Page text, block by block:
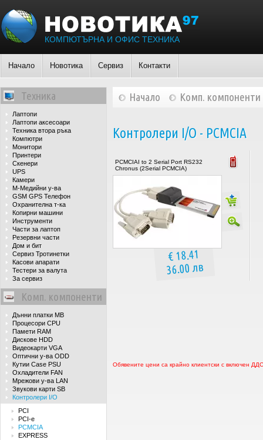
КОМПЮТЪРНА И ОФИС ТЕХНИКА
Начало Новотика Сервиз Контакти
Техника
Лаптопи
Лаптопи аксесоари
Техника втора ръка
Компютри
Монитори
Принтери
Скенери
UPS
Камери
М-Медийни у-ва
GSM GPS Телефон
Охранителна т-ка
Копирни машини
Инструменти
Части за лаптоп
Резервни части
Дом и бит
Сервиз Тротинетки
Касови апарати
Тестери за валута
За сервиз
Комп. компоненти
Дънни платки MB
Процесори CPU
Памети RAM
Дискове HDD
Видеокарти VGA
Оптични у-ва ODD
Кутии Case PSU
Охладители FAN
Мрежови у-ва LAN
Звукови карти SB
Контролери I/O
PCI
PCI-e
PCMCIA
EXPRESS
Начало Комп. компоненти
Контролери I/O - PCMCIA
PCMCIAI to 2 Serial Port RS232
Chronus (2Serial PCMCIA)
€ 18.41
36.00 лв
Обявените цени са крайно клиентски с включен ДДС